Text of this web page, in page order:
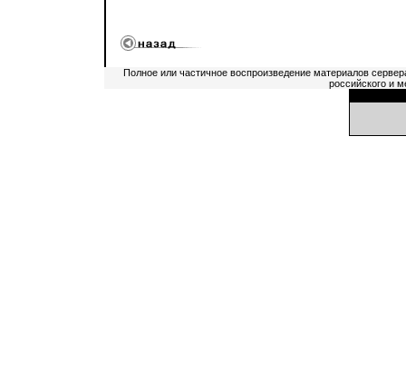
Полное или частичное воспроизведение материалов
российского и